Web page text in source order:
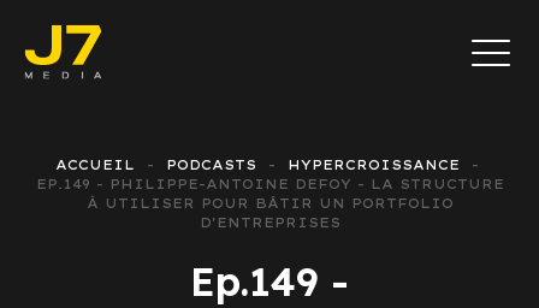
ACCUEIL PODCASTS
HYPERCROISSANCE
EP.149 - PHILIPPE-ANTOINE DEFOY - LA STRUCTURE
À UTILISER POUR BÂTIR UN PORTFOLIO
D'ENTREPRISES
Ep.149 -